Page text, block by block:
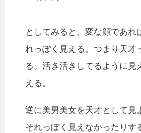
としてみると、変な顔であれ
れっぽく見える。つまり天才
る。活き活きしてるように見
える。
逆に美男美女を天才として見
それっぽく見えなかったりす